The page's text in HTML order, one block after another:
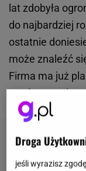
lat zdobyła
do najbardziej
ostatnie
może znaleźć
Firma ma już
swoją pozycję.
Droga
jeśli wyrazisz